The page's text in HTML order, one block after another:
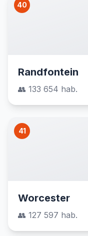
40
Randfontein
👥 133 654 hab.
41
Worcester
👥 127 597 hab.